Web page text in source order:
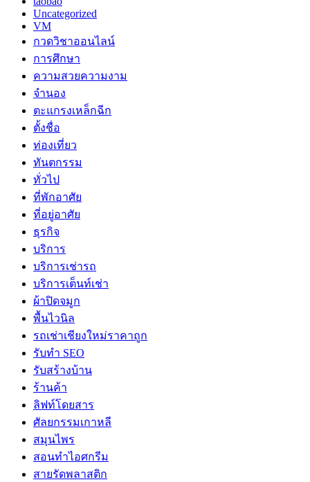
Uncategorized
VM
กวดวิชาออนไลน์
การศึกษา
ความสวยความงาม
จำนอง
ตะแกรงเหล็กฉีก
ตั้งชื่อ
ท่องเที่ยว
ทันตกรรม
ทั่วไป
ที่พักอาศัย
ที่อยู่อาศัย
ธุรกิจ
บริการ
บริการเช่ารถ
บริการเต็นท์เช่า
ผ้าปิดจมูก
พื้นไวนิล
รถเช่าเชียงใหม่ราคาถูก
รับทำ SEO
รับสร้างบ้าน
ร้านค้า
ลิฟท์โดยสาร
ศัลยกรรมเกาหลี
สมุนไพร
สอนทำไอศกรีม
สายรัดพลาสติก